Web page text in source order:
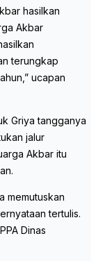
hasilkan
Akbar
terungkap
ucapan
Griya tangganya
jalur
Akbar itu
memutuskan
tertulis.
Dinas